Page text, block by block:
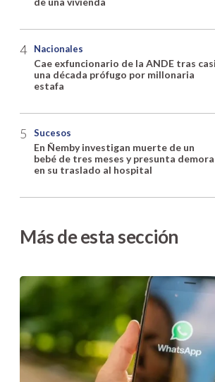
Nacionales
Cae exfuncionario de la ANDE tras casi
una década prófugo por millonaria
estafa
Sucesos
En Ñemby investigan muerte de un
bebé de tres meses y presunta demora
en su traslado al hospital
Más de esta sección